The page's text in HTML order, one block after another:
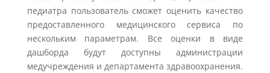
педиатра пользователь сможет оценить качество
предоставленного медицинского сервиса по
нескольким параметрам. Все оценки в виде
дашборда будут доступны администрации
медучреждения и департамента здравоохранения.